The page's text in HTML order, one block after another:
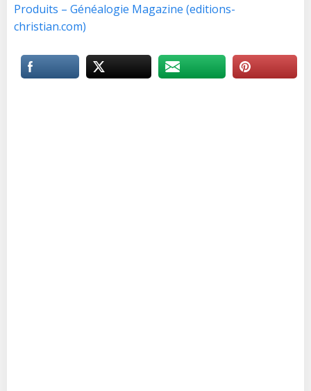
Produits – Généalogie Magazine (editions-
christian.com)